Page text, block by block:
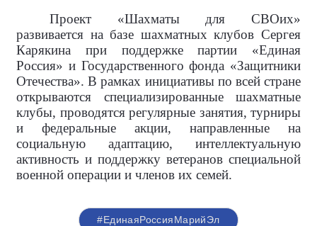
Проект «Шахматы для СВОих»
развивается на базе шахматных клубов Сергея
Карякина при поддержке партии «Единая
Россия» и Государственного фонда «Защитники
Отечества». В рамках инициативы по всей стране
открываются специализированные шахматные
клубы, проводятся регулярные занятия, турниры
и федеральные акции, направленные на
социальную адаптацию, интеллектуальную
активность и поддержку ветеранов специальной
военной операции и членов их семей.
#ЕдинаяРоссияМарийЭл